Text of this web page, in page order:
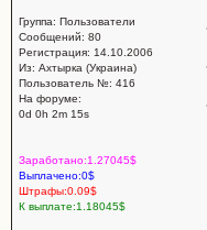
Группа: Пользователи
Сообщений: 80
Регистрация: 14.10.2006
Из: Ахтырка (Украина)
Пользователь №: 416
На форуме:
0d 0h 2m 15s
Заработано:1.27045$
Выплачено:0$
Штрафы:0.09$
К выплате:1.18045$